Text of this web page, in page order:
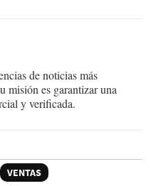
de noticias más
misión es garantizar una
y verificada.
VENTAS